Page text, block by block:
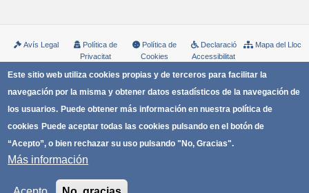
Este sitio web utiliza cookies propias y de terceros para facilitar la
navegación por la misma y obtener datos estadísticos de la navegación de
los usuarios. Puede obtener más información en nuestra política de
cookies Puede aceptar todas las cookies pulsando en el botón de
“Acepto”, o bien rechazar su uso pulsando "No, Gracias".
Más información
Avís Legal
Política de
Privacitat
Política de
Cookies
Declaració
Accessibilitat
Mapa del Lloc